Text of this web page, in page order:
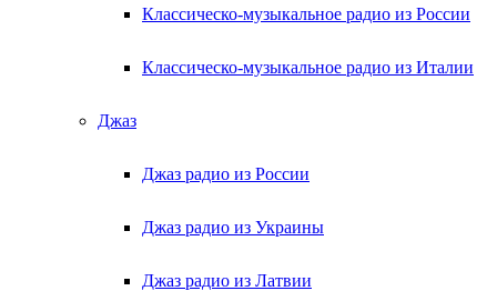
Классическо-музыкальное радио из России
Классическо-музыкальное радио из Италии
Джаз
Джаз радио из России
Джаз радио из Украины
Джаз радио из Латвии